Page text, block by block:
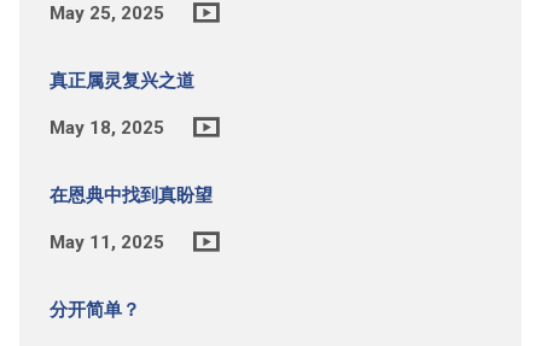
May 25, 2025
真正属灵复兴之道
May 18, 2025
在恩典中找到真盼望
May 11, 2025
分开简单？